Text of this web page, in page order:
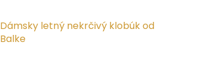
Dámsky letný nekrčivý klobúk od
Balke